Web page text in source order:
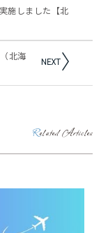
施しました【北
北海
Related Articles